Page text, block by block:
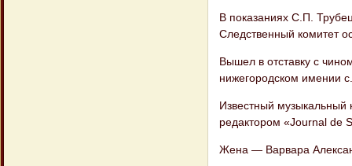
В показаниях С.П.
Следственный комитет
Вышел в отставку с
нижегородском имении
Известный музыкальный
редактором «Journal de
Жена — Варвара